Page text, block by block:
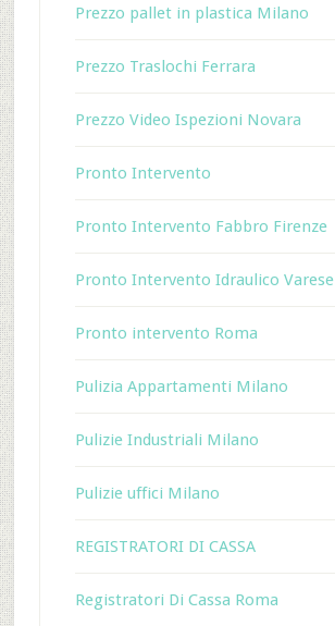
Prezzo pallet in plastica Milano
Prezzo Traslochi Ferrara
Prezzo Video Ispezioni Novara
Pronto Intervento
Pronto Intervento Fabbro Firenze
Pronto Intervento Idraulico Varese
Pronto intervento Roma
Pulizia Appartamenti Milano
Pulizie Industriali Milano
Pulizie uffici Milano
REGISTRATORI DI CASSA
Registratori Di Cassa Roma